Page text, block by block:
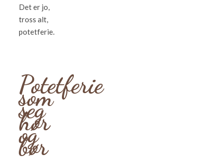
Det er jo,
tross alt,
potetferie.
Potetferie
som
seg
hør
og
bør